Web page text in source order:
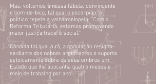
Mas, voltemos à nossa fábula: convincente
e bom-de-bico, tal qual o escorpião, o
político repete a velha melopeia: “Com a
Reforma Tributária, estamos promovendo
maior justiça fiscal e social.”
Cândida tal qual a rã, a população resigna-
se diante dos nobres argumentos e suporta
estoicamente sobre os seus ombros um
Estado que lhe abocanha quatro meses e
meio de trabalho por ano.